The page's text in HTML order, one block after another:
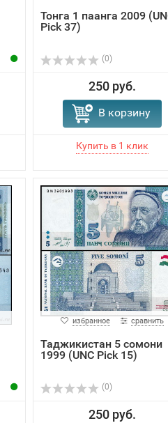
Тонга 1 паанга 2009
Pick 37)
(0)
250 руб.
В корзину
избранное сравнить
Таджикистан 5 сомони
1999 (UNC Pick 15)
(0)
250 руб.